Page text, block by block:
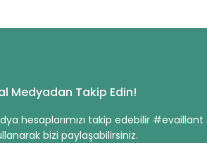
Medyadan Takip Edin!
hesaplarımızı takip edebilir #evaillant
bizi paylaşabilirsiniz.